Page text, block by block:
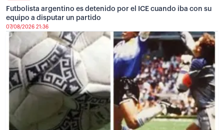
Futbolista argentino es detenido por el ICE cuando iba con su
equipo a disputar un partido
07/08/2026 21:36